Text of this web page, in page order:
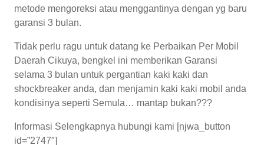
metode mengoreksi atau menggantinya dengan yg baru
garansi 3 bulan.
Tidak perlu ragu untuk datang ke Perbaikan Per Mobil
Daerah Cikuya, bengkel ini memberikan Garansi
selama 3 bulan untuk pergantian kaki kaki dan
shockbreaker anda, dan menjamin kaki kaki mobil anda
kondisinya seperti Semula… mantap bukan???
Informasi Selengkapnya hubungi kami [njwa_button
id=”2747″]